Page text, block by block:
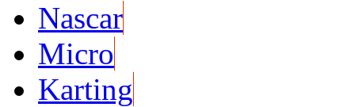
Nascar
Micro
Karting